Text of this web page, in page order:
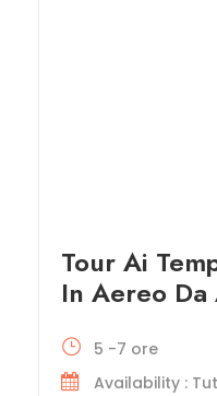
Tour Ai
In Aereo Da
5 -7 ore
Availability :